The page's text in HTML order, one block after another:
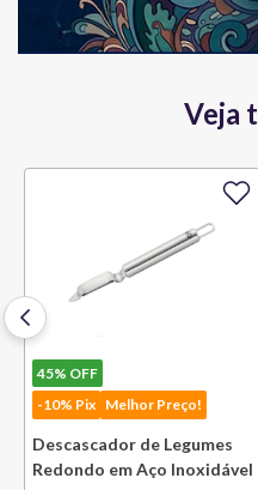
Veja
45% OFF
-10% Pix Melhor Preço!
Descascador de Legumes
Redondo em Aço Inoxidável